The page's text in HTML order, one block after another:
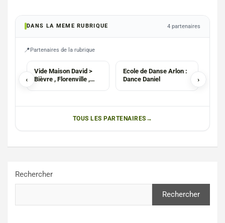
DANS LA MEME RUBRIQUE 4 partenaires
Partenaires de la rubrique
‹ ›
AGENCE
Vide Maison David >
Bièvre , Florenville ,
Ecole de Danse Arlon :
Dance Daniel
TOUS LES PARTENAIRES
Rechercher
Rechercher